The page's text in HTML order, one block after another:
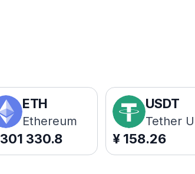
ETH
Ethereum
301 330.8
USDT
Tether
¥ 158.26